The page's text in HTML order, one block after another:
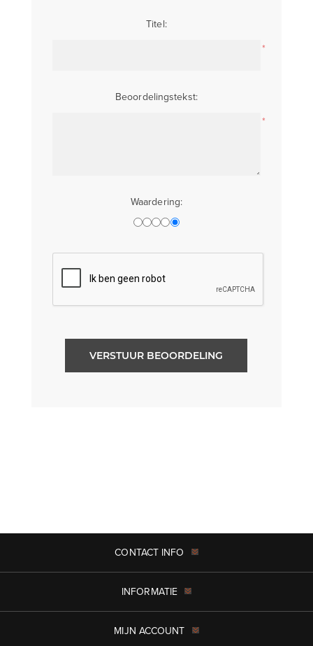
Titel:
*
Beoordelingstekst:
*
Waardering:
VERSTUUR BEOORDELING
CONTACT INFO
INFORMATIE
MIJN ACCOUNT